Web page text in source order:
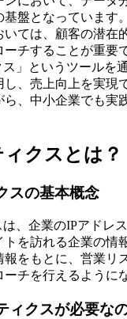
盤となっています
ては、顧客の潜在
チすることが重要
ス」というツールを
し、売上向上を実現
、中小企業でも実
クスとは？
スの基本概念
、企業のIPアドレ
トを訪れる企業の情
報をもとに、営業リ
チを行えるように
ィクスが必要な